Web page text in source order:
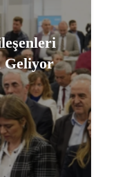
Geliyor